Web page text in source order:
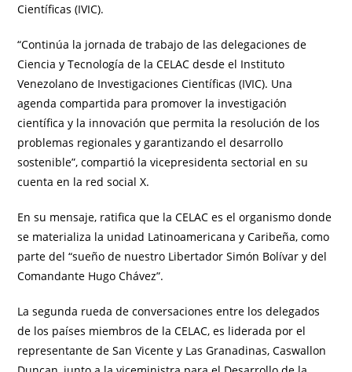
Científicas (IVIC).
“Continúa la jornada de trabajo de las delegaciones de
Ciencia y Tecnología de la CELAC desde el Instituto
Venezolano de Investigaciones Científicas (IVIC). Una
agenda compartida para promover la investigación
científica y la innovación que permita la resolución de los
problemas regionales y garantizando el desarrollo
sostenible”, compartió la vicepresidenta sectorial en su
cuenta en la red social X.
En su mensaje, ratifica que la CELAC es el organismo donde
se materializa la unidad Latinoamericana y Caribeña, como
parte del “sueño de nuestro Libertador Simón Bolívar y del
Comandante Hugo Chávez”.
La segunda rueda de conversaciones entre los delegados
de los países miembros de la CELAC, es liderada por el
representante de San Vicente y Las Granadinas, Caswallon